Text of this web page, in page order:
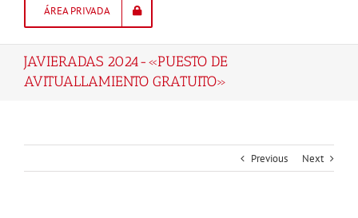
ÁREA PRIVADA
JAVIERADAS 2024-«PUESTO DE
AVITUALLAMIENTO GRATUITO»
Previous Next